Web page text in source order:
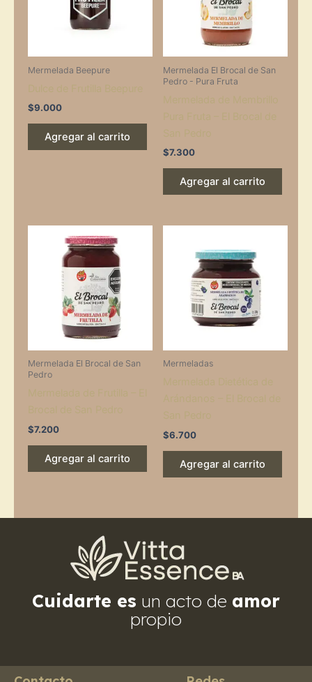
Mermelada Beepure
$9.000
Agregar al carrito
Mermelada El Brocal de San
Pedro - Pura Fruta
$7.300
Agregar al carrito
Mermelada El Brocal de San
Pedro
$7.200
Agregar al carrito
Mermeladas
$6.700
Agregar al carrito
Cuidarte es un acto de amor
propio